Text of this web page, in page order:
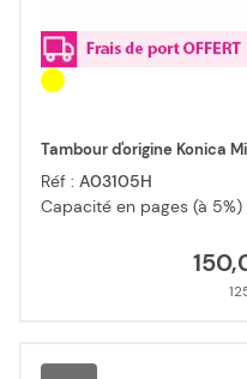
Tambour d'origine Konica
Réf : A03105H
Capacité en pages (à 5%)